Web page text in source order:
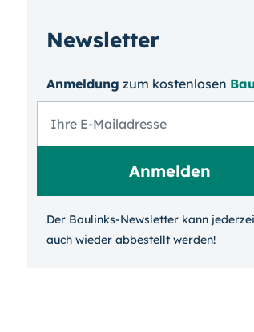
Newsletter
Anmeldung zum kosten­losen
Der Baulinks-Newsletter kann
auch wieder ab­bestellt werden!